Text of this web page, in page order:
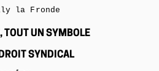
la Fronde
TOUT UN SYMBOLE
SYNDICAL